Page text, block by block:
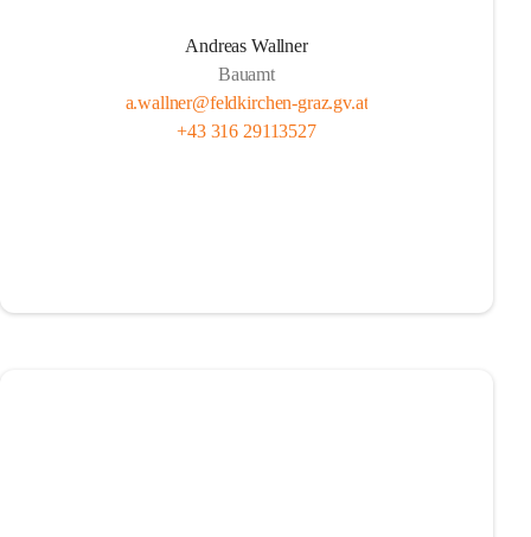
Andreas Wallner
Bauamt
a.wallner@feldkirchen-graz.gv.at
+43 316 29113527